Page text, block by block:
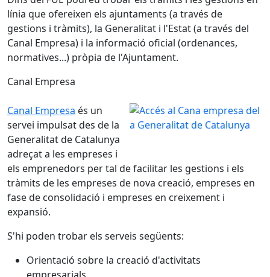
línia que ofereixen els ajuntaments (a través de
gestions i tràmits), la Generalitat i l'Estat (a través del
Canal Empresa) i la informació oficial (ordenances,
normatives...) pròpia de l'Ajuntament.
Canal Empresa
Canal Empresa és un
servei impulsat des de la
Generalitat de Catalunya
adreçat a les empreses i
els emprenedors per tal de facilitar les gestions i els
tràmits de les empreses de nova creació, empreses en
fase de consolidació i empreses en creixement i
expansió.
S'hi poden trobar els serveis següents:
Orientació sobre la creació d'activitats